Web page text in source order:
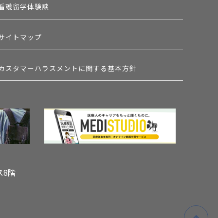
護留学体験談
イトマップ
スタマーハラスメントに関する基本方針
8階